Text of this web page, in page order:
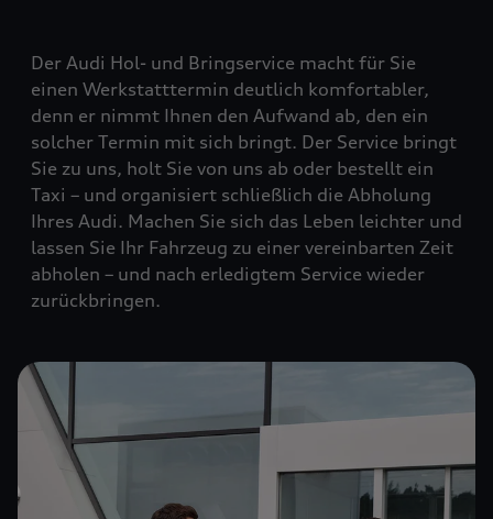
Der Audi Hol- und Bringservice macht für Sie
einen Werkstatttermin deutlich komfortabler,
denn er nimmt Ihnen den Aufwand ab, den ein
solcher Termin mit sich bringt. Der Service bringt
Sie zu uns, holt Sie von uns ab oder bestellt ein
Taxi – und organisiert schließlich die Abholung
Ihres Audi. Machen Sie sich das Leben leichter und
lassen Sie Ihr Fahrzeug zu einer vereinbarten Zeit
abholen – und nach erledigtem Service wieder
zurückbringen.